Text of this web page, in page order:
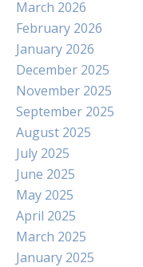
March 2026
February 2026
January 2026
December 2025
November 2025
September 2025
August 2025
July 2025
June 2025
May 2025
April 2025
March 2025
January 2025